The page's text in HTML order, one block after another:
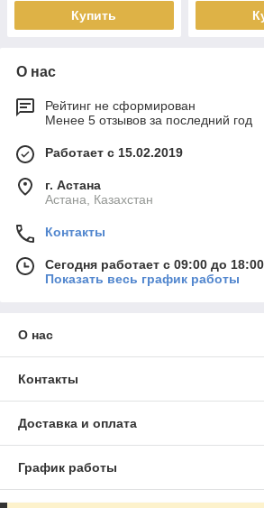
Купить
О нас
Рейтинг не сформирован
Менее 5 отзывов за последний год
Работает с 15.02.2019
г. Астана
Астана, Казахстан
Контакты
Сегодня работает с 09:00 до 18:00
Показать весь график работы
О нас
Контакты
Доставка и оплата
График работы